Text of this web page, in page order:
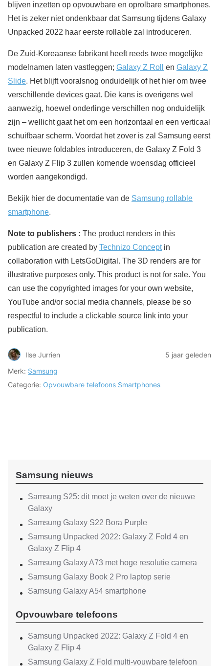
blijven inzetten op opvouwbare en oprolbare smartphones.
Het is zeker niet ondenkbaar dat Samsung tijdens Galaxy
Unpacked 2022 haar eerste rollable zal introduceren.
De Zuid-Koreaanse fabrikant heeft reeds twee mogelijke
modelnamen laten vastleggen; Galaxy Z Roll en Galaxy Z
Slide. Het blijft vooralsnog onduidelijk of het hier om twee
verschillende devices gaat. Die kans is overigens wel
aanwezig, hoewel onderlinge verschillen nog onduidelijk
zijn – wellicht gaat het om een horizontaal en een verticaal
schuifbaar scherm. Voordat het zover is zal Samsung eerst
twee nieuwe foldables introduceren, de Galaxy Z Fold 3
en Galaxy Z Flip 3 zullen komende woensdag officieel
worden aangekondigd.
Bekijk hier de documentatie van de Samsung rollable
smartphone.
Note to publishers : The product renders in this
publication are created by Technizo Conceptin
collaboration with LetsGoDigital. The 3D renders are for
illustrative purposes only. This product is not for sale. You
can use the copyrighted images for your own website,
YouTube and/or social media channels, please be so
respectful to include a clickable source link into your
publication.
Ilse Jurrien
5 jaar geleden
Merk: Samsung
Categorie: Opvouwbare telefoons Smartphones
Samsung nieuws
Samsung S25: dit moet je weten over de nieuwe
Galaxy
Samsung Galaxy S22 Bora Purple
Samsung Unpacked 2022: Galaxy Z Fold 4 en
Galaxy Z Flip 4
Samsung Galaxy A73 met hoge resolutie camera
Samsung Galaxy Book 2 Pro laptop serie
Samsung Galaxy A54 smartphone
Opvouwbare telefoons
Samsung Unpacked 2022: Galaxy Z Fold 4 en
Galaxy Z Flip 4
Samsung Galaxy Z Fold multi-vouwbare telefoon